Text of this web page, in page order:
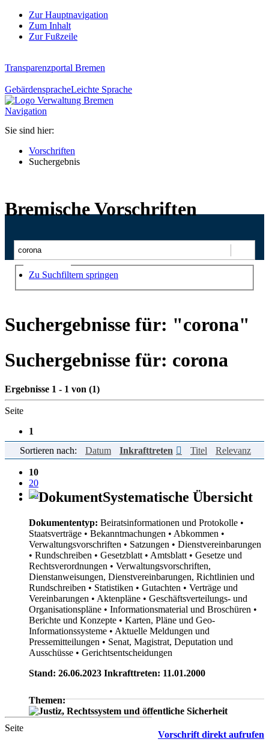
Zur Hauptnavigation
Zum Inhalt
Zur Fußzeile
Transparenzportal Bremen
GebärdenspracheLeichte Sprache
Navigation
Sie sind hier:
Vorschriften
Suchergebnis
Bremische Vorschriften
Suchen
Zu Suchfiltern springen
Suchergebnisse für: "corona"
Suchergebnisse für: corona
Ergebnisse 1 - 1 von (1)
Seite
1
Einträge pro Seite
10
20
50
Sortieren nach: Datum Inkrafttreten Titel Relevanz
Systematische Übersicht
Dokumententyp: Beiratsinformationen und Protokolle •
Staatsverträge • Bekanntmachungen • Abkommen •
Verwaltungsvorschriften • Satzungen • Dienstvereinbarungen
• Rundschreiben • Gesetzblatt • Amtsblatt • Gesetze und
Rechtsverordnungen • Verwaltungsvorschriften,
Dienstanweisungen, Dienstvereinbarungen, Richtlinien und
Rundschreiben • Statistiken • Gutachten • Verträge und
Vereinbarungen • Aktenpläne • Geschäftsverteilungs- und
Organisationspläne • Informationsmaterial und Broschüren •
Berichte und Konzepte • Karten, Pläne und Geo-
Informationssysteme • Aktuelle Meldungen und
Pressemitteilungen • Senat, Magistrat, Deputation und
Ausschüsse • Gerichtsentscheidungen
Stand: 26.06.2023 Inkrafttreten: 11.01.2000
Themen:
Vorschrift direkt aufrufen
Seite